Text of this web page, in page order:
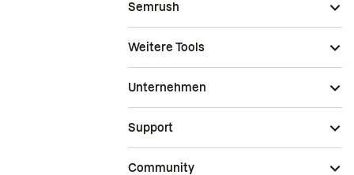
Semrush
Weitere Tools
Unternehmen
Support
Community